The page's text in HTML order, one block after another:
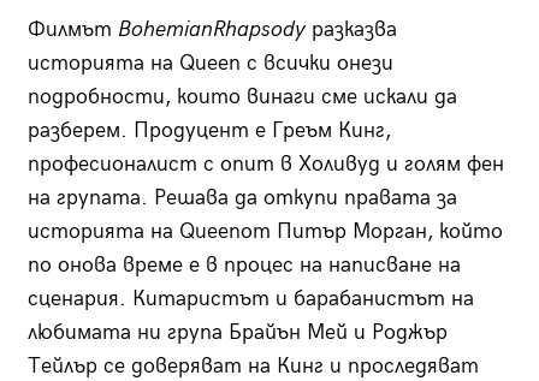
Филмът BohemianRhapsody разказва
историята на Queen с всички онези
подробности, които винаги сме искали да
разберем. Продуцент е Греъм Кинг,
професионалист с опит в Холивуд и голям фен
на групата. Решава да откупи правата за
историята на Queenот Питър Морган, който
по онова време е в процес на написване на
сценария. Китаристът и барабанистът на
любимата ни група Брайън Мей и Роджър
Тейлър се доверяват на Кинг и проследяват